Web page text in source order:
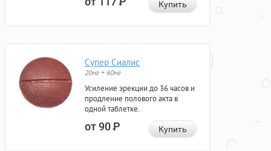
Купить
Супер Сиалис
20мг + 60мг
Усиление эрекции до 36 часов и
продление полового акта в
одной таблетке.
от 90Р Купить